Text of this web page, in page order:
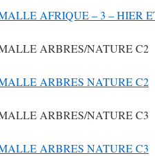
AFRIQUE – 3 – HIER
ARBRES/NATURE C2
ARBRES NATURE C2
ARBRES/NATURE C3
ARBRES NATURE C3